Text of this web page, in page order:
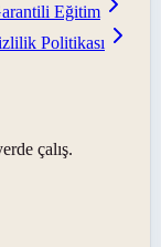
Eğitim
Politikası
çalış.